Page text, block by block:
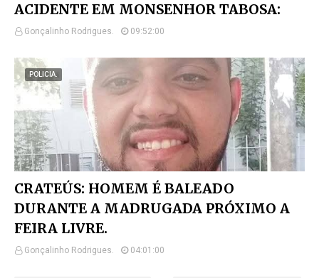
ACIDENTE EM MONSENHOR TABOSA:
Gonçalinho Rodrigues. 09:52:00
POLICIA.
CRATEÚS: HOMEM É BALEADO
DURANTE A MADRUGADA PRÓXIMO A
FEIRA LIVRE.
Gonçalinho Rodrigues. 04:01:00